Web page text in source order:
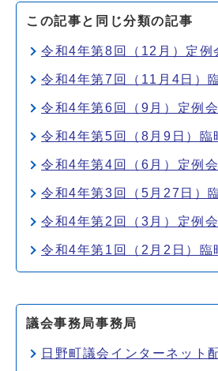
この記事と同じ分類の記事
令和4年第8回（12月）定例
令和4年第7回（11月4日）
令和4年第6回（9月）定例
令和4年第5回（8月9日）臨
令和4年第4回（6月）定例
令和4年第3回（5月27日）
令和4年第2回（3月）定例
令和4年第1回（2月2日）臨
議会事務局事務局
日野町議会インターネット